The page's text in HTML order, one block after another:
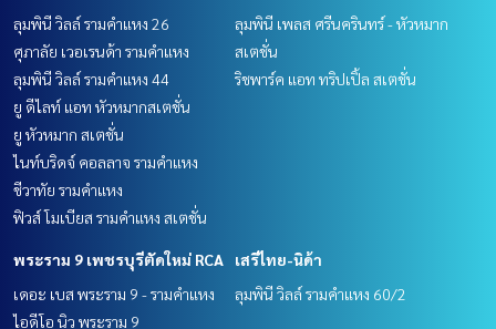
ลุมพินี วิลล์ รามคำแหง 26
ศุภาลัย เวอเรนด้า รามคำแหง
ลุมพินี วิลล์ รามคำแหง 44
ยู ดีไลท์ แอท หัวหมากสเตชั่น
ยู หัวหมาก สเตชั่น
ไนท์บริดจ์ คอลลาจ รามคำแหง
ชีวาทัย รามคำแหง
ฟิวส์ โมเบียส รามคำแหง สเตชั่น
ลุมพินี เพลส ศรีนครินทร์ - หัวหมาก
สเตชั่น
ริชพาร์ค แอท ทริปเปิ้ล สเตชั่น
พระราม 9 เพชรบุรีตัดใหม่ RCA
เดอะ เบส พระราม 9 - รามคำแหง
ไอดีโอ นิว พระราม 9
เสรีไทย-นิด้า
ลุมพินี วิลล์ รามคำแหง 60/2